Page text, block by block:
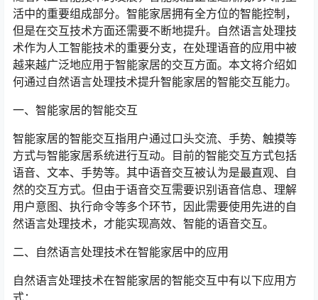
活中的重要组成部分。智能家居拥有全方位的智能控制，
但是在交互技术方面还需要不断地提升。自然语言处理技
术作为人工智能技术的重要分支，在处理语音的应用中被
越来越广泛地应用于智能家居的交互方面。本文将介绍如
何通过自然语言处理技术提升智能家居的智能交互能力。
一、智能家居的智能交互
智能家居的智能交互指用户通过口头交流、手势、触摸等
方式与智能家居系统进行互动。目前的智能交互方式包括
语音、文本、手势等。其中语音交互被认为是最直观、自
然的交互方式。但由于语音交互需要识别语音信息、理解
用户意图、执行命令等多个环节，因此需要使用先进的自
然语言处理技术，才能实现高效、智能的语音交互。
二、自然语言处理技术在智能家居中的应用
自然语言处理技术在智能家居的智能交互中有以下应用方
式：